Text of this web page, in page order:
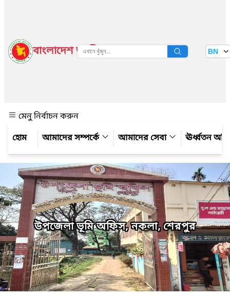
বাংলাদেশ জাতীয় তথ্য বাতায়ন BN
মেনু নির্বাচন করুন
আমাদের সম্পর্কে
আমাদের সেবা ঊর্ধ্বতন
উপজেলা ভূমি অফিস, নকলা, শেরপুর